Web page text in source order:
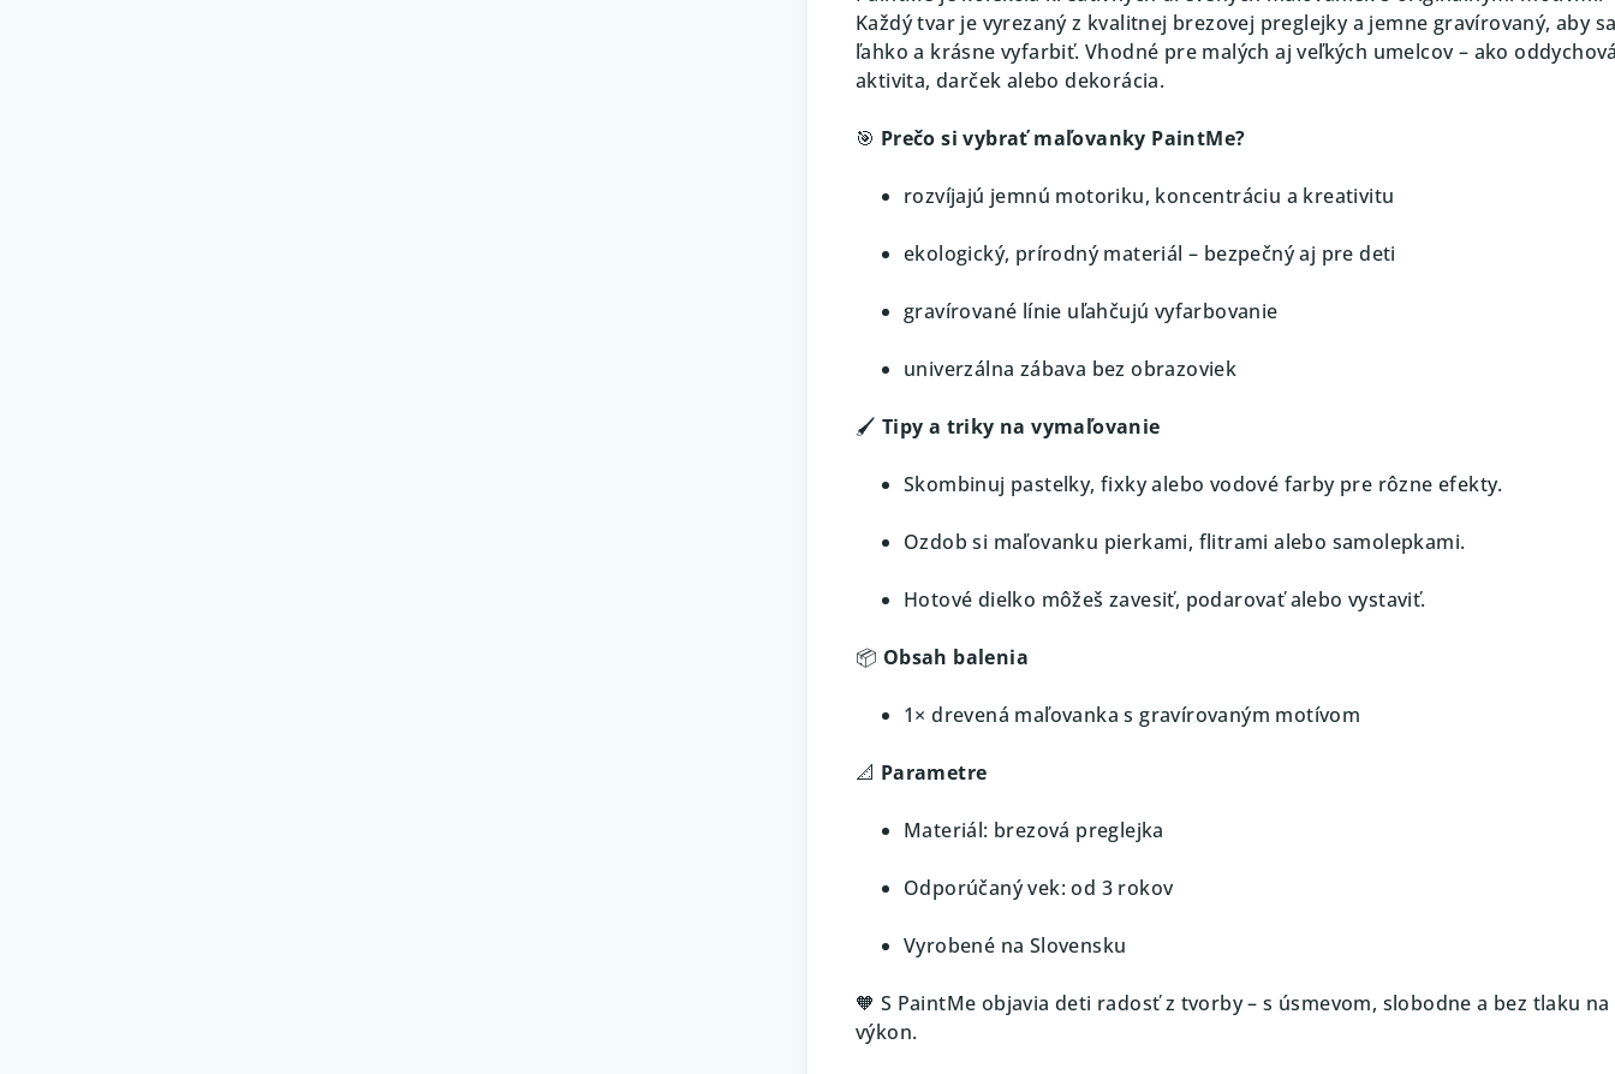
Každý tvar je vyrezaný z kvalitnej brezovej preglejky a jemne gravírovaný, aby
ľahko a krásne vyfarbiť. Vhodné pre malých aj veľkých umelcov – ako
aktivita, darček alebo dekorácia.
🎯 Prečo si vybrať maľovanky PaintMe?
rozvíjajú jemnú motoriku, koncentráciu a kreativitu
ekologický, prírodný materiál – bezpečný aj pre deti
gravírované línie uľahčujú vyfarbovanie
univerzálna zábava bez obrazoviek
🖌️ Tipy a triky na vymaľovanie
Skombinuj pastelky, fixky alebo vodové farby pre rôzne efekty.
Ozdob si maľovanku pierkami, flitrami alebo samolepkami.
Hotové dielko môžeš zavesiť, podarovať alebo vystaviť.
📦 Obsah balenia
1× drevená maľovanka s gravírovaným motívom
📐 Parametre
Materiál: brezová preglejka
Odporúčaný vek: od 3 rokov
Vyrobené na Slovensku
🧡 S PaintMe objavia deti radosť z tvorby – s úsmevom, slobodne a bez tlaku na
výkon.